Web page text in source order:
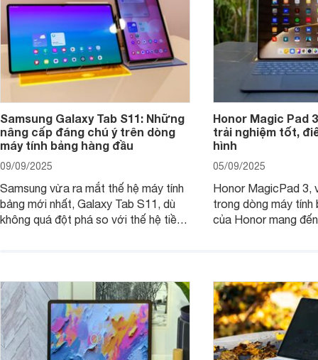
dụng.
Samsung Galaxy Tab S11: Những
nâng cấp đáng chú ý trên dòng
máy tính bảng hàng đầu
09/09/2025
Samsung vừa ra mắt thế hệ máy tính
bảng mới nhất, Galaxy Tab S11, dù
không quá đột phá so với thế hệ tiền
đến trải nghiệm người dùng liền mạch
và mượt mà hơn.
Honor Magic Pad
trải nghiệm tốt,
hình
05/09/2025
Honor MagicPad 3,
trong dòng máy tính
của Honor mang
để lại một điểm trừ